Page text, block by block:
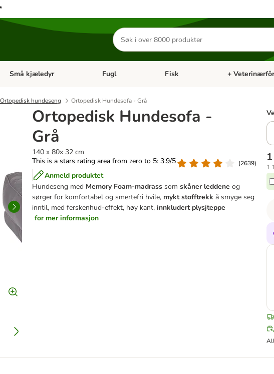
Søk
etter
produkter
Hund
Åpne kategorimeny: Katt
Små kjæledyr Åpne kategorimeny: Små kjæledyr
Fugl Åpne kategorimeny: Fugl
Fisk Åpne
+ Veterinærfôr
Ortopedisk hundeseng Ortopedisk Hundesofa - Grå
Ortopedisk Hundesofa -
Grå
140 x 80x 32 cm
This is a stars rating area from zero to 5: 3.9/5
(2639)
Anmeld produktet
Hundeseng med Memory Foam-madrasssom skåner leddene og
sørger for komfortabel og smertefri hvile, mykt stofftrekk å smyge seg
inntil, med ferskenhud-effekt, høy kant,innkludert plysjteppe
for mer informasjon
1